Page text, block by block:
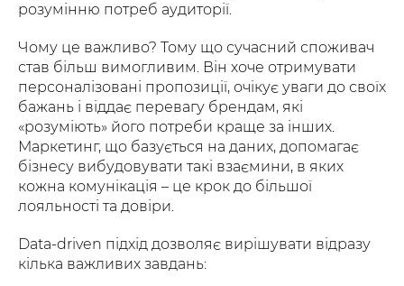
розумінню потреб аудиторії.
Чому це важливо? Тому що сучасний споживач
став більш вимогливим. Він хоче отримувати
персоналізовані пропозиції, очікує уваги до своїх
бажань і віддає перевагу брендам, які
«розуміють» його потреби краще за інших.
Маркетинг, що базується на даних, допомагає
бізнесу вибудовувати такі взаємини, в яких
кожна комунікація – це крок до більшої
лояльності та довіри.
Data-driven підхід дозволяє вирішувати відразу
кілька важливих завдань: